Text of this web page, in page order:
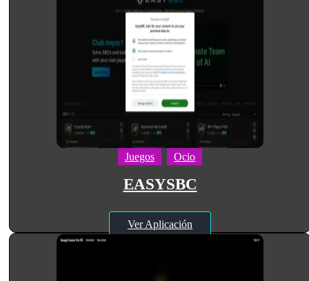
Juegos Ocio
EASYSBC
Ver Aplicación